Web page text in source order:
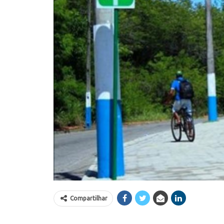
Compartilhar